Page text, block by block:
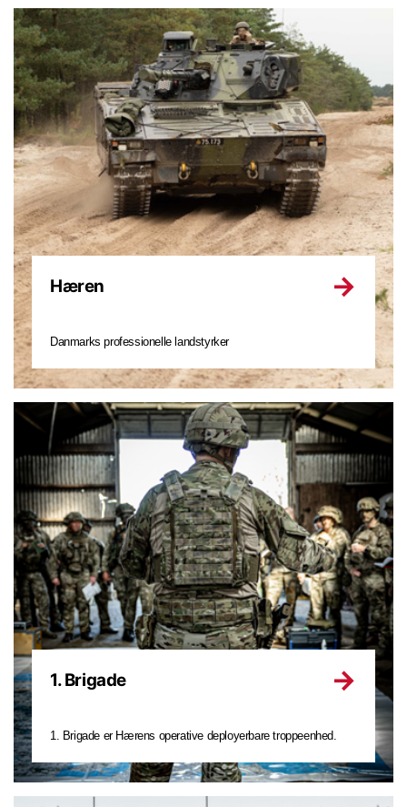
Hæren
Danmarks professionelle landstyrker
1. Brigade
1. Brigade er Hærens operative deployerbare troppeenhed.